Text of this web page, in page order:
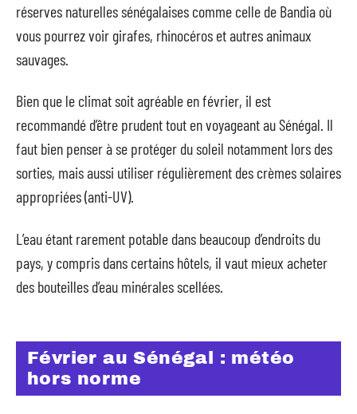
réserves naturelles sénégalaises comme celle de Bandia où
vous pourrez voir girafes, rhinocéros et autres animaux
sauvages.
Bien que le climat soit agréable en février, il est
recommandé d’être prudent tout en voyageant au Sénégal. Il
faut bien penser à se protéger du soleil notamment lors des
sorties, mais aussi utiliser régulièrement des crèmes solaires
appropriées (anti-UV).
L’eau étant rarement potable dans beaucoup d’endroits du
pays, y compris dans certains hôtels, il vaut mieux acheter
des bouteilles d’eau minérales scellées.
Février au Sénégal : météo
hors norme